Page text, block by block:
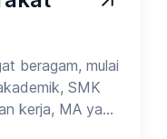
beragam, mulai
SMK
kerja, MA yang